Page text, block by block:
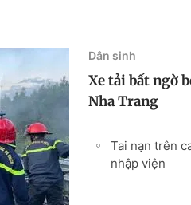
Dân sinh
Xe tải bất ngờ
Nha Trang
Tai nạn trên
nhập viện